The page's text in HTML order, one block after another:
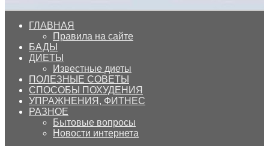
ГЛАВНАЯ
Правила на сайте
БАДЫ
ДИЕТЫ
Известные диеты
ПОЛЕЗНЫЕ СОВЕТЫ
СПОСОБЫ ПОХУДЕНИЯ
УПРАЖНЕНИЯ, ФИТНЕС
РАЗНОЕ
Бытовые вопросы
Новости интернета